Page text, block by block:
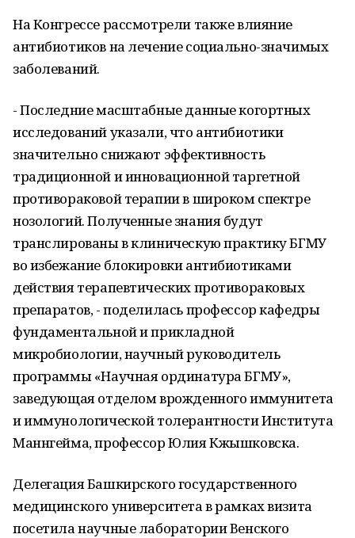
На Конгрессе рассмотрели также влияние
антибиотиков на лечение социально-значимых
заболеваний.
- Последние масштабные данные когортных
исследований указали, что антибиотики
значительно снижают эффективность
традиционной и инновационной таргетной
противораковой терапии в широком спектре
нозологий. Полученные знания будут
транслированы в клиническую практику БГМУ
во избежание блокировки антибиотиками
действия терапевтических противораковых
препаратов, - поделилась профессор кафедры
фундаментальной и прикладной
микробиологии, научный руководитель
программы «Научная ординатура БГМУ»,
заведующая отделом врожденного иммунитета
и иммунологической толерантности Института
Маннгейма, профессор Юлия Кжышковска.
Делегация Башкирского государственного
медицинского университета в рамках визита
посетила научные лаборатории Венского